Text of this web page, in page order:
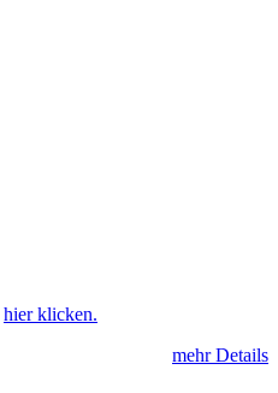
hier klicken.
mehr Details